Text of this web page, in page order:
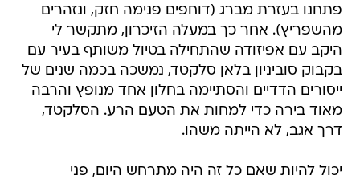
פתחנו בעזרת מברג (דוחפים פנימה חזק, ונזהרים
מהשפריץ). אחר כך במעלה הזיכרון, מתקשר לי
היקב עם אפיזודה שהתחילה בטיול משותף בעיר עם
בקבוק סוביניון בלאן סלקטד, נמשכה בכמה שנים של
ייסורים הדדיים והסתיימה בחלון אחד מנופץ והרבה
מאוד בירה כדי למחות את הטעם הרע. הסלקטד,
דרך אגב, לא הייתה משהו.
יכול להיות שאם כל זה היה מתרחש היום, פני